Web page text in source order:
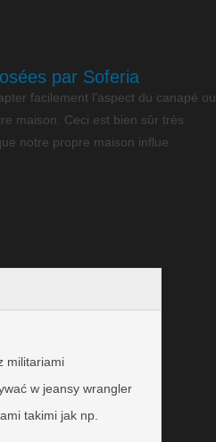
par Soferia
facilement l’aspect du canapé ou
maison. Ceci est bien sûr très
notre propre maison influe
militariami
w jeansy wrangler
takimi jak np.